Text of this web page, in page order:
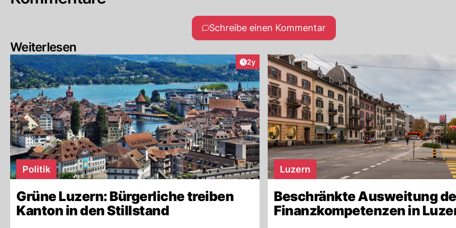
Schreibe einen Kommentar
Weiterlesen
Artikel veröffentlicht:
2y
Politik
Grüne Luzern: Bürgerliche treiben
Kanton in den Stillstand
Luzern
Beschränkte Ausweitung
Finanzkompetenzen in